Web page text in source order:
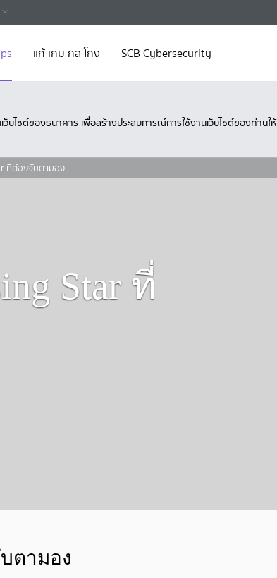
แก้ เกม กล โกง SCB Cybersecurity
บไซต์ของธนาคาร เพื่อสร้างประสบการณ์การใช้งานเว็บไซต์ของท่านให้
ที่ต้องจับตามอง
Star ที่
ตามอง